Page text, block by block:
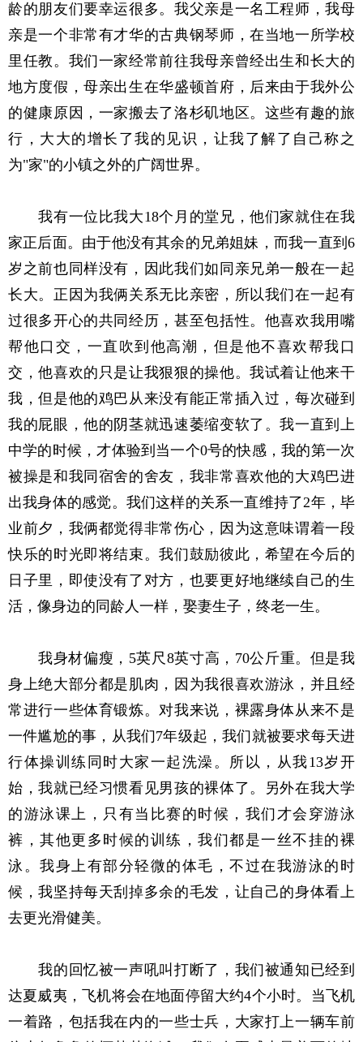
龄的朋友们要幸运很多。我父亲是一名工程师，我母
亲是一个非常有才华的古典钢琴师，在当地一所学校
里任教。我们一家经常前往我母亲曾经出生和长大的
地方度假，母亲出生在华盛顿首府，后来由于我外公
的健康原因，一家搬去了洛杉矶地区。这些有趣的旅
行，大大的增长了我的见识，让我了解了自己称之
为"家"的小镇之外的广阔世界。
我有一位比我大18个月的堂兄，他们家就住在我
家正后面。由于他没有其余的兄弟姐妹，而我一直到6
岁之前也同样没有，因此我们如同亲兄弟一般在一起
长大。正因为我俩关系无比亲密，所以我们在一起有
过很多开心的共同经历，甚至包括性。他喜欢我用嘴
帮他口交，一直吹到他高潮，但是他不喜欢帮我口
交，他喜欢的只是让我狠狠的操他。我试着让他来干
我，但是他的鸡巴从来没有能正常插入过，每次碰到
我的屁眼，他的阴茎就迅速萎缩变软了。我一直到上
中学的时候，才体验到当一个0号的快感，我的第一次
被操是和我同宿舍的舍友，我非常喜欢他的大鸡巴进
出我身体的感觉。我们这样的关系一直维持了2年，毕
业前夕，我俩都觉得非常伤心，因为这意味谓着一段
快乐的时光即将结束。我们鼓励彼此，希望在今后的
日子里，即使没有了对方，也要更好地继续自己的生
活，像身边的同龄人一样，娶妻生子，终老一生。
我身材偏瘦，5英尺8英寸高，70公斤重。但是我
身上绝大部分都是肌肉，因为我很喜欢游泳，并且经
常进行一些体育锻炼。对我来说，裸露身体从来不是
一件尴尬的事，从我们7年级起，我们就被要求每天进
行体操训练同时大家一起洗澡。所以，从我13岁开
始，我就已经习惯看见男孩的裸体了。另外在我大学
的游泳课上，只有当比赛的时候，我们才会穿游泳
裤，其他更多时候的训练，我们都是一丝不挂的裸
泳。我身上有部分轻微的体毛，不过在我游泳的时
候，我坚持每天刮掉多余的毛发，让自己的身体看上
去更光滑健美。
我的回忆被一声吼叫打断了，我们被通知已经到
达夏威夷，飞机将会在地面停留大约4个小时。当飞机
一着路，包括我在内的一些士兵，大家打上一辆车前